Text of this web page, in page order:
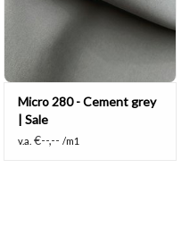
Micro 280 - Cement grey
| Sale
v.a. €--,-- /m1